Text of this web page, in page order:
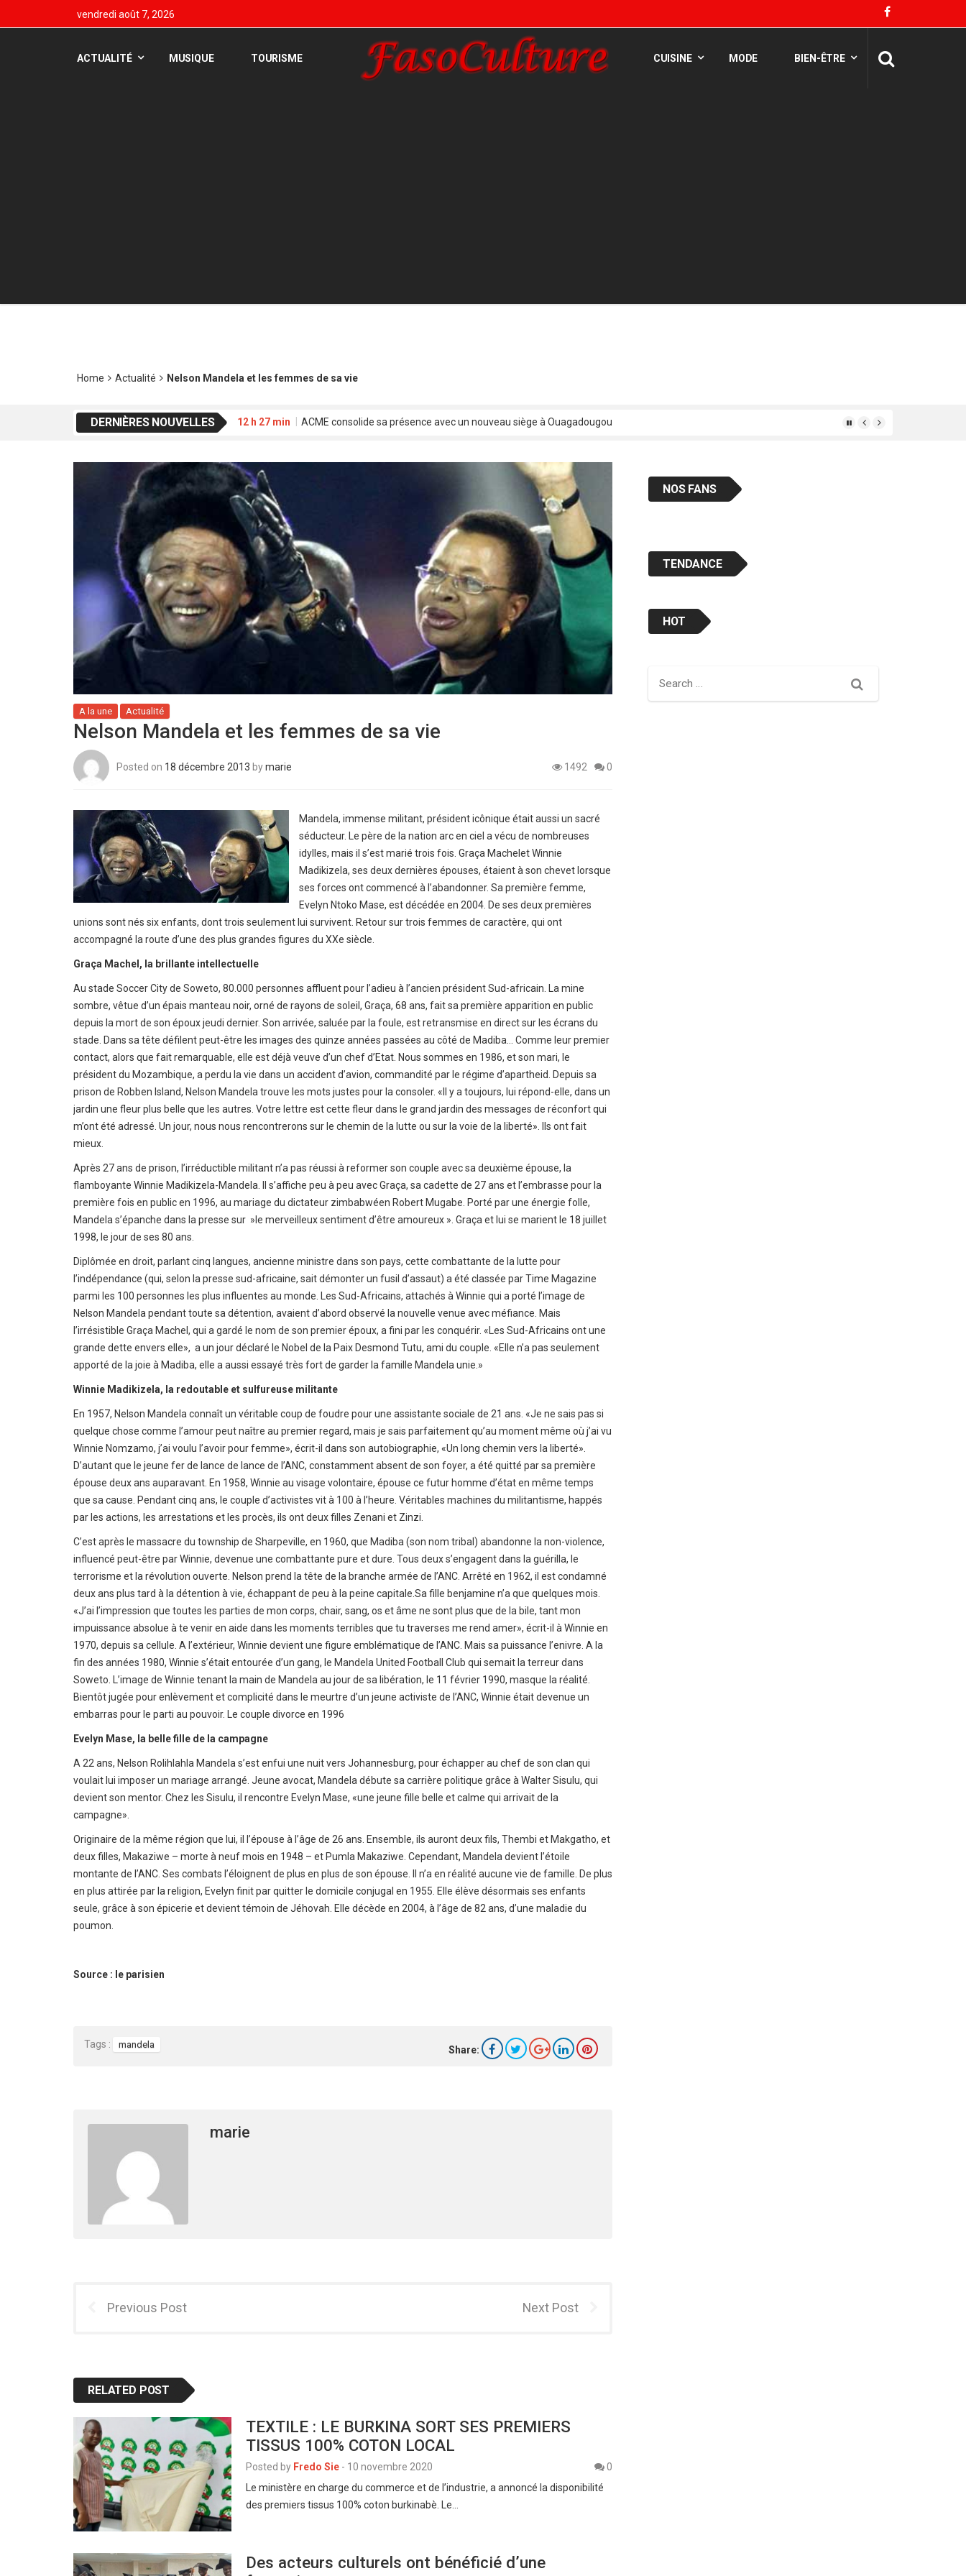
vendredi août 7, 2026
ACTUALITÉ MUSIQUE TOURISME CUISINE MODE BIEN-ÊTRE
Home Actualité Nelson Mandela et les femmes de sa vie
DERNIÈRES NOUVELLES 12 h 27 min
ACME consolide sa présence avec un nouveau siège à Ouagadougou
2 h 39 min
Déclaration des œuvres et répartition des droits : les artistes musiciens bobolais « en classe «
19 h 17 min
Kosso cross fit fête ses cinq ans avec le « King of Squats »
A la une Actualité
Nelson Mandela et les femmes de sa vie
Posted on 18 décembre 2013 bymarie 1492 0
Mandela, immense militant, président icônique était aussi un sacré
séducteur. Le père de la nation arc en ciel a vécu de nombreuses
idylles, mais il s’est marié trois fois. Graça Machelet Winnie
Madikizela, ses deux dernières épouses, étaient à son chevet lorsque
ses forces ont commencé à l’abandonner. Sa première femme,
Evelyn Ntoko Mase, est décédée en 2004. De ses deux premières
unions sont nés six enfants, dont trois seulement lui survivent. Retour sur trois femmes de caractère, qui ont
accompagné la route d’une des plus grandes figures du XXe siècle.
Graça Machel, la brillante intellectuelle
Au stade Soccer City de Soweto, 80.000 personnes affluent pour l’adieu à l’ancien président Sud-africain. La mine
sombre, vêtue d’un épais manteau noir, orné de rayons de soleil, Graça, 68 ans, fait sa première apparition en public
depuis la mort de son époux jeudi dernier. Son arrivée, saluée par la foule, est retransmise en direct sur les écrans du
stade. Dans sa tête défilent peut-être les images des quinze années passées au côté de Madiba… Comme leur premier
contact, alors que fait remarquable, elle est déjà veuve d’un chef d’Etat. Nous sommes en 1986, et son mari, le
président du Mozambique, a perdu la vie dans un accident d’avion, commandité par le régime d’apartheid. Depuis sa
prison de Robben Island, Nelson Mandela trouve les mots justes pour la consoler. «Il y a toujours, lui répond-elle, dans un
jardin une fleur plus belle que les autres. Votre lettre est cette fleur dans le grand jardin des messages de réconfort qui
m’ont été adressé. Un jour, nous nous rencontrerons sur le chemin de la lutte ou sur la voie de la liberté». Ils ont fait
mieux.
Après 27 ans de prison, l’irréductible militant n’a pas réussi à reformer son couple avec sa deuxième épouse, la
flamboyante Winnie Madikizela-Mandela. Il s’affiche peu à peu avec Graça, sa cadette de 27 ans et l’embrasse pour la
première fois en public en 1996, au mariage du dictateur zimbabwéen Robert Mugabe. Porté par une énergie folle,
Mandela s’épanche dans la presse sur »le merveilleux sentiment d’être amoureux ». Graça et lui se marient le 18 juillet
1998, le jour de ses 80 ans.
Diplômée en droit, parlant cinq langues, ancienne ministre dans son pays, cette combattante de la lutte pour
l’indépendance (qui, selon la presse sud-africaine, sait démonter un fusil d’assaut) a été classée par Time Magazine
parmi les 100 personnes les plus influentes au monde. Les Sud-Africains, attachés à Winnie qui a porté l’image de
Nelson Mandela pendant toute sa détention, avaient d’abord observé la nouvelle venue avec méfiance. Mais
l’irrésistible Graça Machel, qui a gardé le nom de son premier époux, a fini par les conquérir. «Les Sud-Africains ont une
grande dette envers elle», a un jour déclaré le Nobel de la Paix Desmond Tutu, ami du couple. «Elle n’a pas seulement
apporté de la joie à Madiba, elle a aussi essayé très fort de garder la famille Mandela unie.»
Winnie Madikizela, la redoutable et sulfureuse militante
En 1957, Nelson Mandela connaît un véritable coup de foudre pour une assistante sociale de 21 ans. «Je ne sais pas si
quelque chose comme l’amour peut naître au premier regard, mais je sais parfaitement qu’au moment même où j’ai vu
Winnie Nomzamo, j’ai voulu l’avoir pour femme», écrit-il dans son autobiographie, «Un long chemin vers la liberté».
D’autant que le jeune fer de lance de lance de l’ANC, constamment absent de son foyer, a été quitté par sa première
épouse deux ans auparavant. En 1958, Winnie au visage volontaire, épouse ce futur homme d’état en même temps
que sa cause. Pendant cinq ans, le couple d’activistes vit à 100 à l’heure. Véritables machines du militantisme, happés
par les actions, les arrestations et les procès, ils ont deux filles Zenani et Zinzi.
C’est après le massacre du township de Sharpeville, en 1960, que Madiba (son nom tribal) abandonne la non-violence,
influencé peut-être par Winnie, devenue une combattante pure et dure. Tous deux s’engagent dans la guérilla, le
terrorisme et la révolution ouverte. Nelson prend la tête de la branche armée de l’ANC. Arrêté en 1962, il est condamné
deux ans plus tard à la détention à vie, échappant de peu à la peine capitale.Sa fille benjamine n’a que quelques mois.
«J’ai l’impression que toutes les parties de mon corps, chair, sang, os et âme ne sont plus que de la bile, tant mon
impuissance absolue à te venir en aide dans les moments terribles que tu traverses me rend amer», écrit-il à Winnie en
1970, depuis sa cellule. A l’extérieur, Winnie devient une figure emblématique de l’ANC. Mais sa puissance l’enivre. A la
fin des années 1980, Winnie s’était entourée d’un gang, le Mandela United Football Club qui semait la terreur dans
Soweto. L’image de Winnie tenant la main de Mandela au jour de sa libération, le 11 février 1990, masque la réalité.
Bientôt jugée pour enlèvement et complicité dans le meurtre d’un jeune activiste de l’ANC, Winnie était devenue un
embarras pour le parti au pouvoir. Le couple divorce en 1996
Evelyn Mase, la belle fille de la campagne
A 22 ans, Nelson Rolihlahla Mandela s’est enfui une nuit vers Johannesburg, pour échapper au chef de son clan qui
voulait lui imposer un mariage arrangé. Jeune avocat, Mandela débute sa carrière politique grâce à Walter Sisulu, qui
devient son mentor. Chez les Sisulu, il rencontre Evelyn Mase, «une jeune fille belle et calme qui arrivait de la
campagne».
Originaire de la même région que lui, il l’épouse à l’âge de 26 ans. Ensemble, ils auront deux fils, Thembi et Makgatho, et
deux filles, Makaziwe – morte à neuf mois en 1948 – et Pumla Makaziwe. Cependant, Mandela devient l’étoile
montante de l’ANC. Ses combats l’éloignent de plus en plus de son épouse. Il n’a en réalité aucune vie de famille. De plus
en plus attirée par la religion, Evelyn finit par quitter le domicile conjugal en 1955. Elle élève désormais ses enfants
seule, grâce à son épicerie et devient témoin de Jéhovah. Elle décède en 2004, à l’âge de 82 ans, d’une maladie du
poumon.
Source : le parisien
Tags : mandela Share:
marie
Previous Post Next Post
RELATED POST
TEXTILE : LE BURKINA SORT SES PREMIERS
TISSUS 100% COTON LOCAL
Posted by Fredo Sie - 10 novembre 2020
0
Le ministère en charge du commerce et de l’industrie, a annoncé la disponibilité
des premiers tissus 100% coton burkinabè. Le…
Des acteurs culturels ont bénéficié d’une
NOS FANS
TENDANCE
HOT
Search